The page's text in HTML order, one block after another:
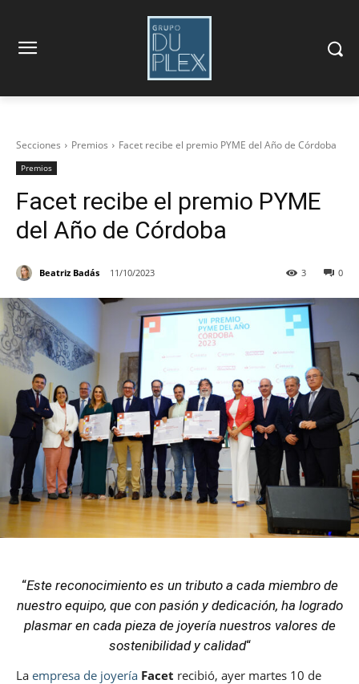
Secciones Premios Facet recibe el premio PYME del Año de Córdoba
Premios
Facet recibe el premio PYME
del Año de Córdoba
Beatriz Badás 11/10/2023 0
3
“Este reconocimiento es un tributo a cada miembro de
nuestro equipo, que con pasión y dedicación, ha logrado
plasmar en cada pieza de joyería nuestros valores de
sostenibilidad y calidad“
La empresa de joyería Facet recibió, ayer martes 10 de